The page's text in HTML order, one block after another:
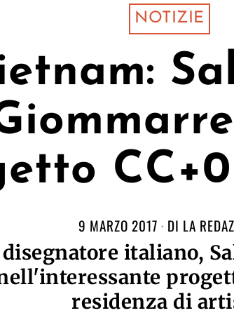
NOTIZIE
9 MARZO 2017 DI LA
italiano,
residenza di